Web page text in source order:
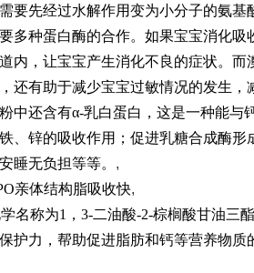
要先经过水解作用变为小分子的氨
多种蛋白酶的合作。如果宝宝消化
内，让宝宝产生消化不良的症状。而
还有助于减少宝宝过敏情况的发生，
中还含有α-乳白蛋白，这是一种能
、锌的吸收作用；促进乳糖合成酶
睡无负担等等。 ,
亲体结构脂吸收快,
名称为1，3-二油酸-2-棕榈酸甘油三
护力，帮助促进脂肪和钙等营养物质